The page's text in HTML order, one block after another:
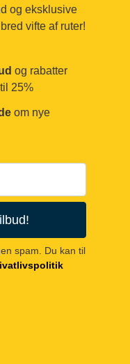
og eksklusive
vifte af ruter!
og rabatter
25%
om nye
spam. Du kan til